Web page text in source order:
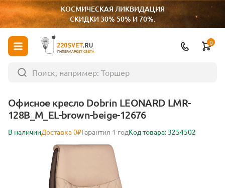
КОСМИЧЕСКАЯ ЛИКВИДАЦИЯ
СКИДКИ 30% 50% И 70%.
ГИПЕРМАРКЕТ СВЕТА
0
Офисное кресло Dobrin LEONARD LMR-
128B_M_EL-brown-beige-12676
В наличииДоставка 0₽Гарантия 1 годКод товара: 3254502